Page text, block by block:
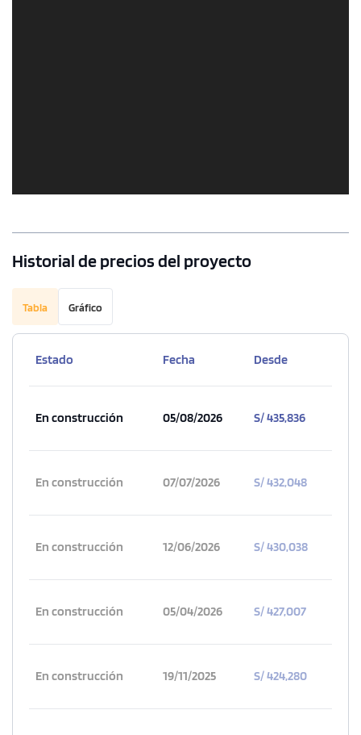
Historial de precios del proyecto
Tabla Gráfico
Estado Fecha Desde
En construcción 05/08/2026 S/ 435,836
En construcción 07/07/2026 S/ 432,048
En construcción 12/06/2026 S/ 430,038
En construcción 05/04/2026 S/ 427,007
En construcción 19/11/2025 S/ 424,280